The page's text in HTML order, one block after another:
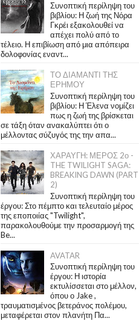
Συνοπτική περίληψη του
βιβλίου: Η ζωή της Νόρα
Γκρέι εξακολουθεί να
απέχει πολύ από το
τέλειο. Η επιβίωση από μια απόπειρα
δολοφονίας εναντ...
ΤΟ ΔΙΑΜΑΝΤΙ ΤΗΣ
ΕΡΗΜΟΥ
Συνοπτική περίληψη του
βιβλίου: Η Έλενα νομίζει
πως η ζωή της βρίσκεται
σε τάξη όταν ανακαλύπτει ότι ο
μέλλοντας σύζυγός της την απα...
ΧΑΡΑΥΓΗ: ΜΕΡΟΣ 2ο -
THE TWILIGHT SAGA:
BREAKING DAWN (PART
2)
Συνοπτική περίληψη του
έργου: Στο πέμπτο και τελευταίο μέρος
της εποποιίας "Twilight",
παρακολουθούμε την προσαρμογή της
Be...
AVATAR
Συνοπτική περίληψη του
έργου: Η ιστορία
εκτυλίσσεται στο μέλλον,
όπου ο Jake ,
τραυματισμένος βετεράνος πολέμου,
μεταφέρεται στον πλανήτη Πα...